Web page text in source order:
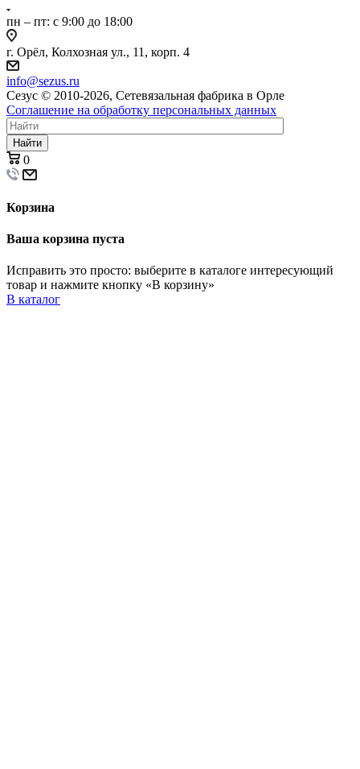
пн – пт: с 9:00 до 18:00
г. Орёл, Колхозная ул., 11, корп. 4
info@sezus.ru
Сезус © 2010-2026, Сетевязальная фабрика в Орле
Соглашение на обработку персональных данных
Найти
0
Корзина
Ваша корзина пуста
Исправить это просто: выберите в каталоге интересующий
товар и нажмите кнопку «В корзину»
В каталог